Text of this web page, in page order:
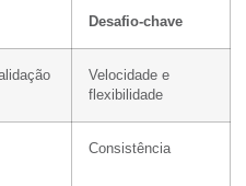
Desafio-chave
Velocidade e
flexibilidade
Consistência